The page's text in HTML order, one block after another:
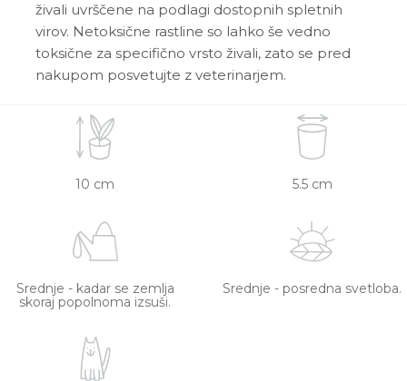
živali uvrščene na podlagi dostopnih spletnih
virov. Netoksične rastline so lahko še vedno
toksične za specifično vrsto živali, zato se pred
nakupom posvetujte z veterinarjem.
10 cm 5.5 cm
Srednje - kadar se zemlja
skoraj popolnoma izsuši.
Srednje - posredna svetloba.